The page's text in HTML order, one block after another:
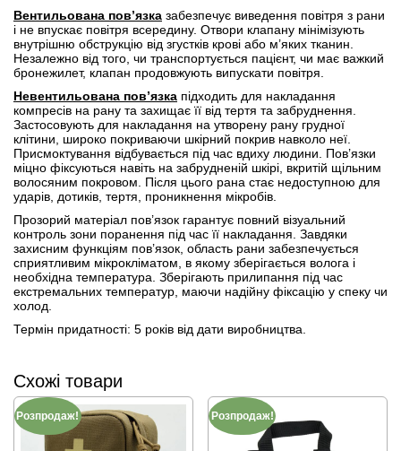
Вентильована пов’язка забезпечує виведення повітря з рани
і не впускає повітря всередину. Отвори клапану мінімізують
внутрішню обструкцію від згустків крові або м’яких тканин.
Незалежно від того, чи транспортується пацієнт, чи має важкий
бронежилет, клапан продовжують випускати повітря.
Невентильована пов’язка підходить для накладання
компресів на рану та захищає її від тертя та забруднення.
Застосовують для накладання на утворену рану грудної
клітини, широко покриваючи шкірний покрив навколо неї.
Присмоктування відбувається під час вдиху людини. Пов’язки
міцно фіксуються навіть на забрудненій шкірі, вкритій щільним
волосяним покровом. Після цього рана стає недоступною для
ударів, дотиків, тертя, проникнення мікробів.
Прозорий матеріал пов’язок гарантує повний візуальний
контроль зони поранення під час її накладання. Завдяки
захисним функціям пов’язок, область рани забезпечується
сприятливим мікрокліматом, в якому зберігається волога і
необхідна температура. Зберігають прилипання під час
екстремальних температур, маючи надійну фіксацію у спеку чи
холод.
Термін придатності: 5 років від дати виробництва.
Схожі товари
Розпродаж! Розпродаж!